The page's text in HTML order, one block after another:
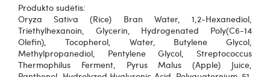
Produkto sudėtis:
Oryza Sativa (Rice) Bran Water, 1,2-Hexanediol,
Triethylhexanoin, Glycerin, Hydrogenated Poly(C6-14
Olefin), Tocopherol, Water, Butylene Glycol,
Methylpropanediol, Pentylene Glycol, Streptococcus
Thermophilus Ferment, Pyrus Malus (Apple) Juice,